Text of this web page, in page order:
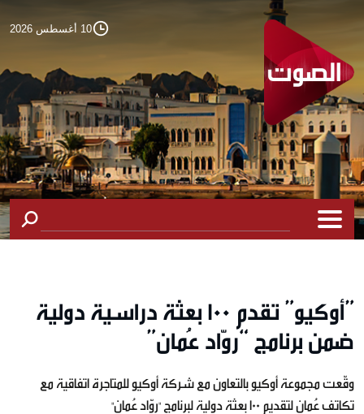
10 أغسطس 2026
”أوكيو” تقدم 100 بعثة دراسية دولية
ضمن برنامج “روّاد عُمان”
وقّعت مجموعة أوكيو بالتعاون مع شركة أوكيو للمتاجرة اتفاقية مع
تكاتف عُمان لتقديم 100 بعثة دولية لبرنامج "روّاد عُمان"